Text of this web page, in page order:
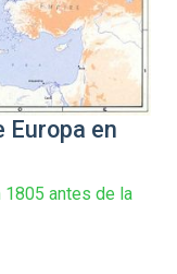
Europa en
1805 antes de la